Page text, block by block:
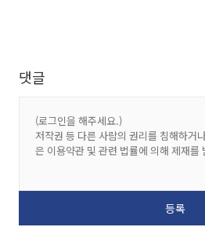
댓글